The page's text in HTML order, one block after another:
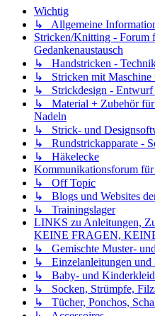
Wichtig
↳ Allgemeine
Stricken/Knitting - Forum
Gedankenaustausch
↳ Handstricken -
↳ Stricken mit Maschine
↳ Strickdesign - Entwurf
↳ Material + Zubehör für
Nadeln
↳ Strick- und
↳ Rundstrickapparate -
↳ Häkelecke
Kommunikationsforum
↳ Off Topic
↳ Blogs und Websites
↳ Trainingslager
LINKS zu Anleitungen,
KEINE FRAGEN,
↳ Gemischte Muster-
↳ Einzelanleitungen und
↳ Baby- und
↳ Socken, Strümpfe,
↳ Tücher, Ponchos,